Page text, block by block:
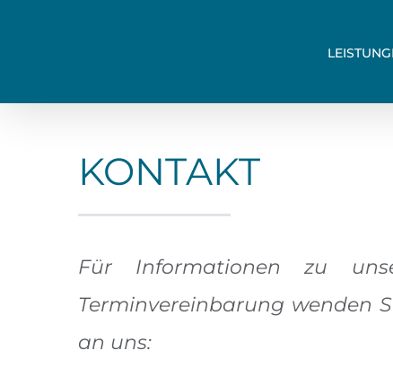
KONTAKT
Für Informationen zu
Terminvereinbarung wenden
an uns: